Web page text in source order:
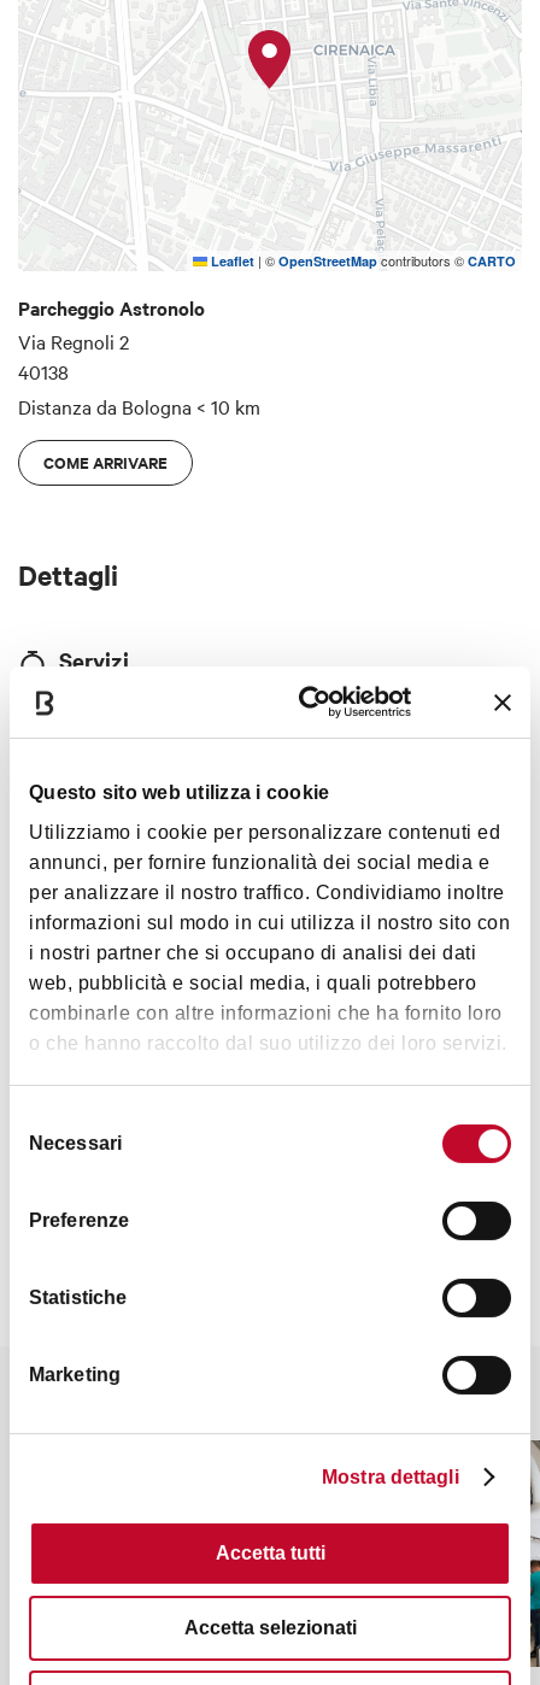
Questo sito web utilizza i cookie
Utilizziamo i cookie per personalizzare contenuti ed
annunci, per fornire funzionalità dei social media e
per analizzare il nostro traffico. Condividiamo inoltre
informazioni sul modo in cui utilizza il nostro sito con
i nostri partner che si occupano di analisi dei dati
web, pubblicità e social media, i quali potrebbero
combinarle con altre informazioni che ha fornito loro
o che hanno raccolto dal suo utilizzo dei loro servizi.
delNecessari
Preferenze
Statistiche
Marketing
Mostra dettagli
Accetta tutti
Accetta selezionati
Leaflet | © OpenStreetMap contributors © CARTO
Parcheggio Astronolo
Via Regnoli 2
40138
Distanza da Bologna < 10 km
COME ARRIVARE
Dettagli
Servizi
n° posti: 50
presidiato
agli utenti di parcheggiare l'auto e prendere il bus: linee 14,
25, 36, 37, 89
Orari
dal lunedì al sabato dalle 7.30 alle 19.00 - chiuso domenica e
festivi, da novembre a marzo chiuso anche il sabato; a
ALTRO